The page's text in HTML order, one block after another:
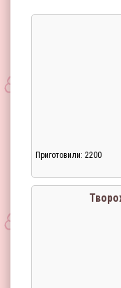
Приготовили: 2200